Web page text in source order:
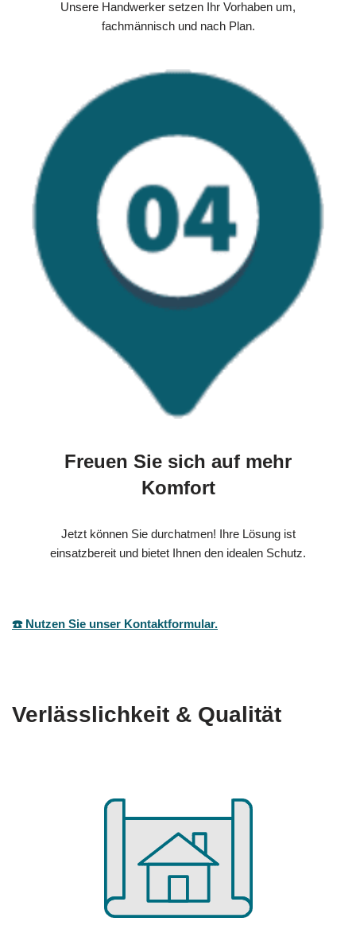
Unsere Handwerker setzen Ihr Vorhaben um,
fachmännisch und nach Plan.
Freuen Sie sich auf mehr
Komfort
Jetzt können Sie durchatmen! Ihre Lösung ist
einsatzbereit und bietet Ihnen den idealen Schutz.
☎️ Nutzen Sie unser Kontaktformular.
Verlässlichkeit & Qualität